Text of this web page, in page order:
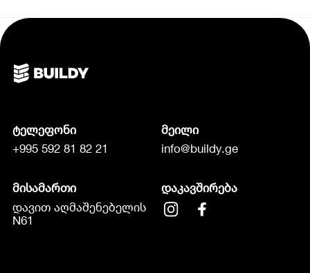
ტელეფონი
+995 592 81 82 21
მეილი
info@buildy.ge
მისამართი
დავით აღმაშენებელის
N61
დაკავშირება